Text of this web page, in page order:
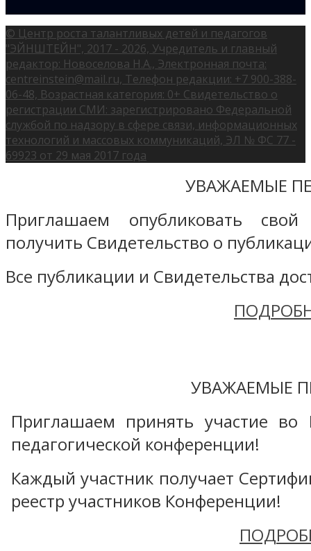
© Центр роста талантливых детей и педагогов
"ЭЙНШТЕЙН", 2017 - 2026, Учредитель и главный
редактор: Новоселова Н.А., Электронная почта:
centreinstein@mail.ru, Телефон редакции: +7 900-388-
06-48, Возрастная категория: 0+ Свидетельство о
регистрации СМИ: зарегистрировано Федеральной
службой по надзору в сфере связи, информационных
технологий и массовых коммуникаций, ЭЛ № ФС 77 -
69923 от 29 мая 2017 года
УВАЖАЕМЫЕ
Приглашаем опубликовать
получить Свидетельство о
Все публикации и Свидетельства
УВАЖАЕМЫЕ
Приглашаем принять участие во
педагогической конференции!
Каждый участник получает
реестр участников Конференции!